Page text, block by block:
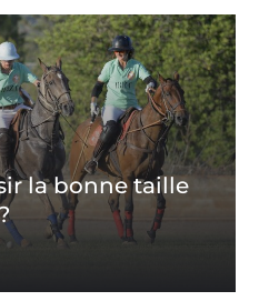
la bonne taille